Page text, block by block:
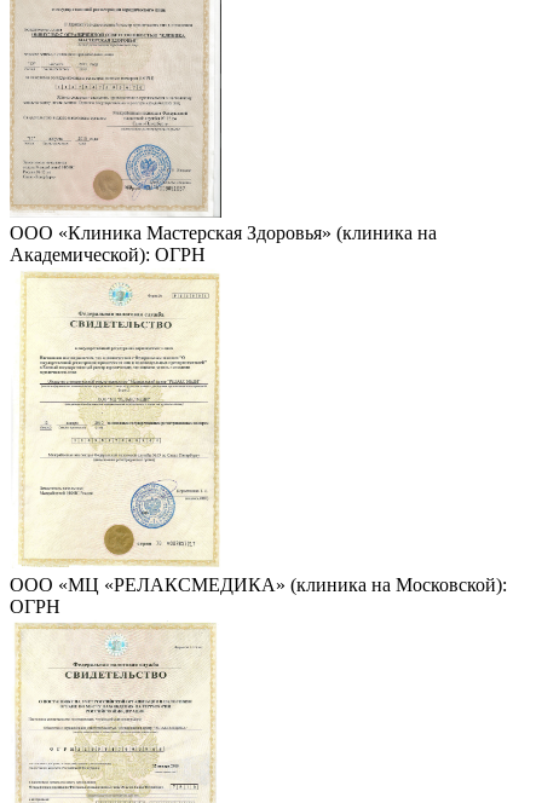
ООО «Клиника Мастерская Здоровья» (клиника на
Академической): ОГРН
ООО «МЦ «РЕЛАКСМЕДИКА» (клиника на Московской):
ОГРН